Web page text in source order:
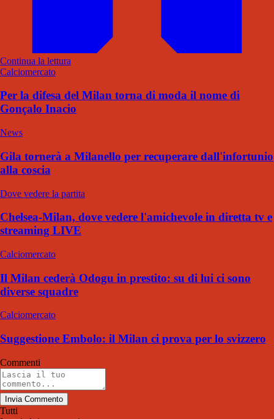
Continua la lettura
Calciomercato
Per la difesa del Milan torna di moda il nome di
Gonçalo Inacio
News
Gila tornerà a Milanello per recuperare dall'infortunio
alla coscia
Dove vedere la partita
Chelsea-Milan, dove vedere l'amichevole in diretta tv e
streaming LIVE
Calciomercato
Il Milan cederà Odogu in prestito: su di lui ci sono
diverse squadre
Calciomercato
Suggestione Embolo: il Milan ci prova per lo svizzero
Commenti
Invia Commento
Tutti